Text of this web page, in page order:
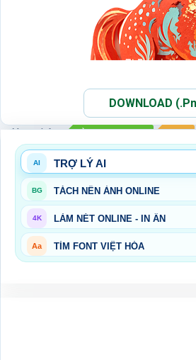
DOWNLOAD
Xem thêm:
AI TRỢ LÝ AI
BG TÁCH NỀN ẢNH ONLINE
4K LÀM NÉT ONLINE - IN ẤN
Aa TÌM FONT VIỆT HÓA